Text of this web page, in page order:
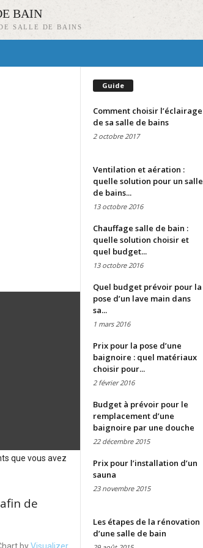
BAIN
SALLE DE BAINS
que vous avez
de
byVisualizer
Guide
Comment choisir l’éclairage
de sa salle de bains
2 octobre 2017
Ventilation et aération :
quelle solution pour un salle
de bains...
13 octobre 2016
Chauffage salle de bain :
quelle solution choisir et
quel budget...
13 octobre 2016
Quel budget prévoir pour la
pose d’un lave main dans
sa...
1 mars 2016
Prix pour la pose d’une
baignoire : quel matériaux
choisir pour...
2 février 2016
Budget à prévoir pour le
remplacement d’une
baignoire par une douche
22 décembre 2015
Prix pour l’installation d’un
sauna
23 novembre 2015
Les étapes de la rénovation
d’une salle de bain